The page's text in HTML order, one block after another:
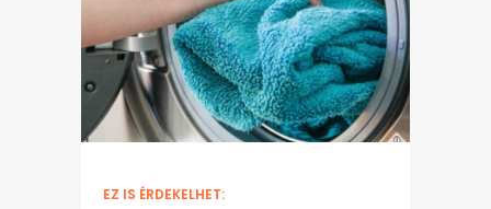
EZ IS ÉRDEKELHET: